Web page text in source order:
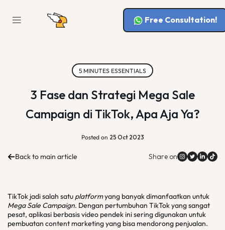
Free Consultation!
5 MINUTES ESSENTIALS
3 Fase dan Strategi Mega Sale
Campaign di TikTok, Apa Aja Ya?
Posted on 25 Oct 2023
Back to main article Share on
TikTok jadi salah satu platformyang banyak dimanfaatkan untuk
Mega Sale Campaign. Dengan pertumbuhan TikTok yang sangat
pesat, aplikasi berbasis video pendek ini sering digunakan untuk
pembuatan content marketing yang bisa mendorong penjualan.